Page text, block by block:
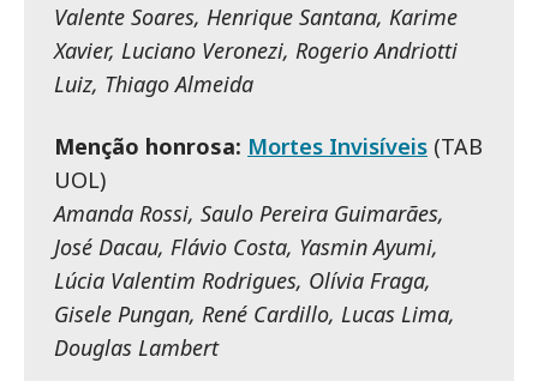
Valente Soares, Henrique Santana, Karime
Xavier, Luciano Veronezi, Rogerio Andriotti
Luiz, Thiago Almeida
Menção honrosa: Mortes Invisíveis (TAB
UOL)
Amanda Rossi, Saulo Pereira Guimarães,
José Dacau, Flávio Costa, Yasmin Ayumi,
Lúcia Valentim Rodrigues, Olívia Fraga,
Gisele Pungan, René Cardillo, Lucas Lima,
Douglas Lambert